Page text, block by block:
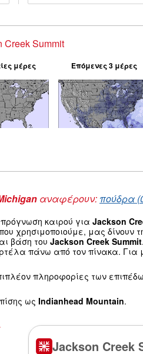
Summit
μέρες Επόμενες 3 μέρες
αναφέρουν: πούδρα
καιρού για Jackson
χρησιμοποιούμε, μας δίνουν
βάση του Jackson Creek Summit
πάνω από τον πίνακα. Για
πληροφορίες των
ως Indianhead Mountain.